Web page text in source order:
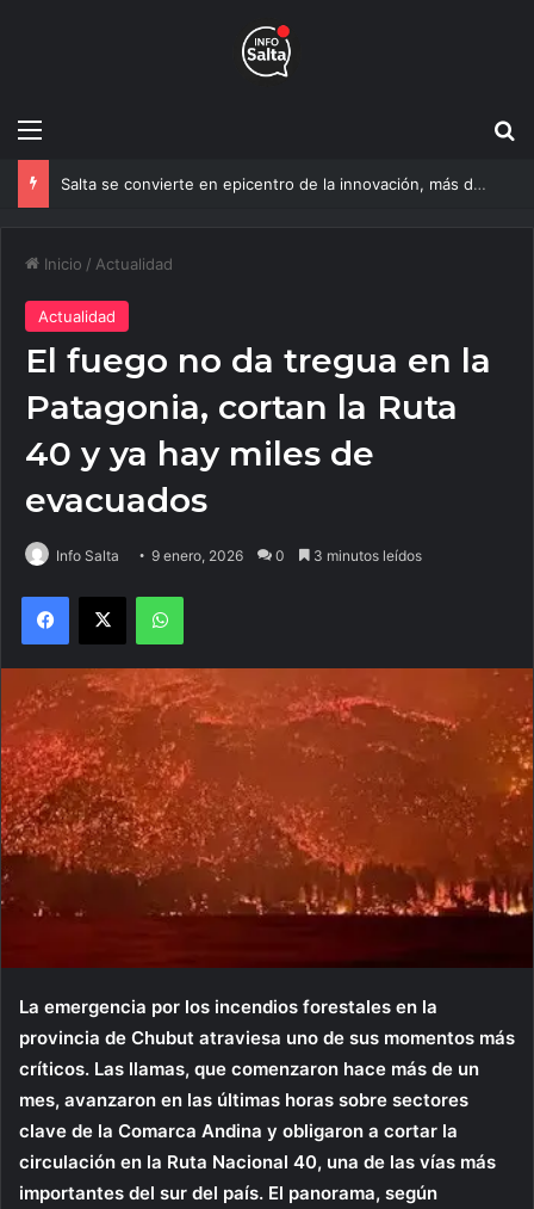
Menú
Salta se convierte en epicentro de la innovación, más de 600 personas ya participan del NOA Innova
Inicio / Actualidad
Actualidad
El fuego no da tregua en la
Patagonia, cortan la Ruta
40 y ya hay miles de
evacuados
Info Salta 9 enero, 2026 0 3 minutos leídos
Facebook
X WhatsApp
La emergencia por los incendios forestales en la
provincia de Chubut atraviesa uno de sus momentos más
críticos. Las llamas, que comenzaron hace más de un
mes, avanzaron en las últimas horas sobre sectores
clave de la Comarca Andina y obligaron a cortar la
circulación en la Ruta Nacional 40, una de las vías más
importantes del sur del país. El panorama, según